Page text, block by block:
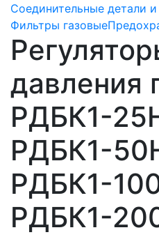
Соединительные детали
Фильтры газовые
давления
РДБК1-
РДБК1-
РДБК1-
РДБК1-